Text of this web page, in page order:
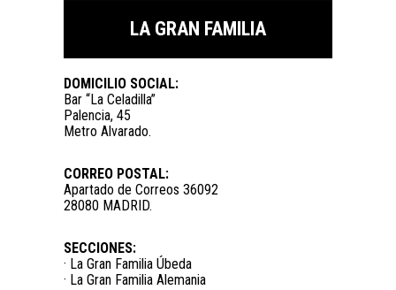
LA GRAN FAMILIA
DOMICILIO SOCIAL:
Bar “La Celadilla”
Palencia, 45
Metro Alvarado.
CORREO POSTAL:
Apartado de Correos 36092
28080 MADRID.
SECCIONES:
· La Gran Familia Úbeda
· La Gran Familia Alemania